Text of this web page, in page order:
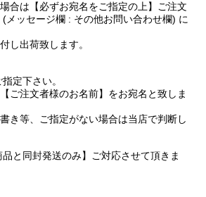
合は【必ずお宛名をご指定の上】ご注文
メッセージ欄 : その他お問い合わせ欄) に
し出荷致します。
定下さい。
ご注文者様のお名前】をお宛名と致しま
き等、ご指定がない場合は当店で判断し
と同封発送のみ】ご対応させて頂きま